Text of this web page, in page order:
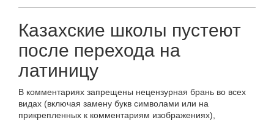
Казахские школы пустеют
после перехода на
латиницу
В комментариях запрещены нецензурная брань во всех
видах (включая замену букв символами или на
прикрепленных к комментариям изображениях),